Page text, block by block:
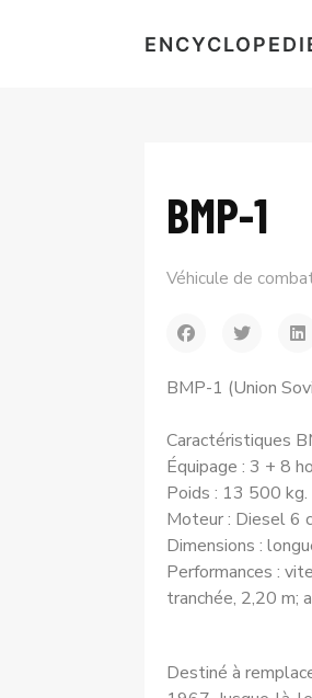
BMP-1
Véhicule de
BMP-1 (Union
Caractéristiques
Équipage : 3 + 8
Poids : 13 500 kg.
Moteur : Diesel 6
Dimensions :
Performances :
tranchée, 2,20 m;
Destiné à